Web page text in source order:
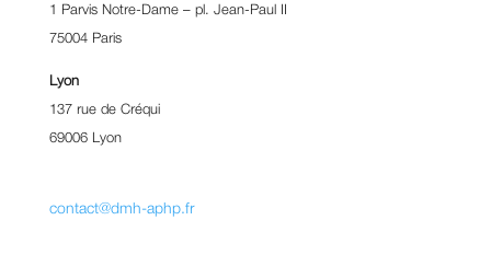
1 Parvis Notre-Dame – pl. Jean-Paul II
75004 Paris
Lyon
137 rue de Créqui
69006 Lyon
contact@dmh-aphp.fr